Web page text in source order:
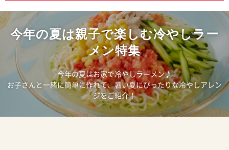
今年の夏は親子で楽しむ冷やしラー
メン特集
今年の夏はお家で冷やしラーメン♪
お子さんと一緒に簡単に作れて、暑い夏にぴったりな冷やしアレン
ジをご紹介！